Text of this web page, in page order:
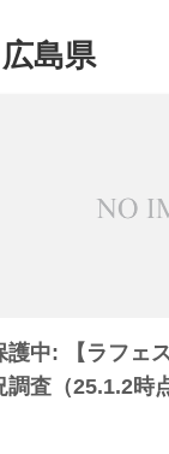
広島県
護中: 【ラフェ
調査（25.1.2時